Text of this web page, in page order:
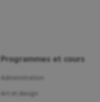
Programmes et cours
Administration
Art et design